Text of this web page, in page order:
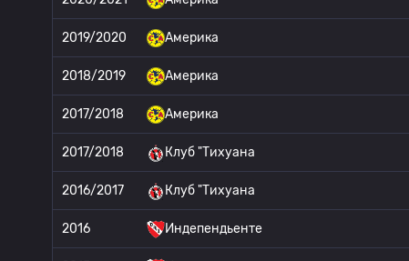
2019/2020 Америка
2018/2019 Америка
2017/2018 Америка
2017/2018 Клуб "Тихуана
2016/2017 Клуб "Тихуана
2016 Индепендьенте